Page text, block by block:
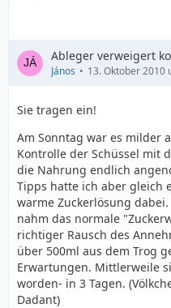
Ableger verweigert
János 13. Oktober 2010
Sie tragen ein!
Am Sonntag war es milder
Kontrolle der Schüssel mit
die Nahrung endlich
Tipps hatte ich aber gleich
warme Zuckerlösung
nahm das normale
richtiger Rausch des
über 500ml aus dem Trog
Erwartungen. Mittlerweile
worden- in 3 Tagen.
Dadant)